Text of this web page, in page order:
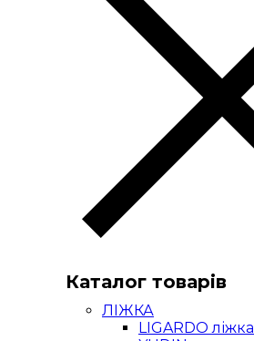
Каталог товарів
ЛІЖКА
LIGARDO ліжка